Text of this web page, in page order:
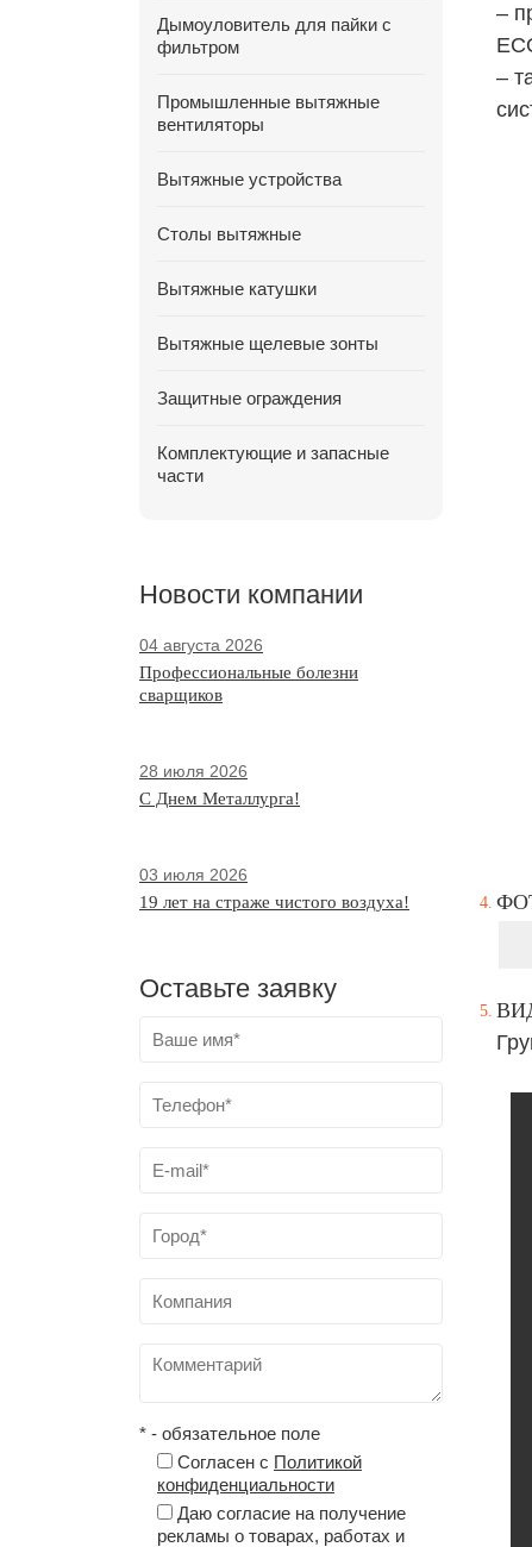
Дымоуловитель для пайки с
фильтром
Промышленные вытяжные
вентиляторы
Вытяжные устройства
Столы вытяжные
Вытяжные катушки
Вытяжные щелевые зонты
Защитные ограждения
Комплектующие и запасные
части
Новости компании
04 августа 2026
Профессиональные болезни
сварщиков
28 июля 2026
С Днем Металлурга!
03 июля 2026
19 лет на страже чистого воздуха!
Оставьте заявку
* - обязательное поле
Согласен с Политикой
конфиденциальности
Даю согласие на получение
рекламы о товарах, работах и
–
–